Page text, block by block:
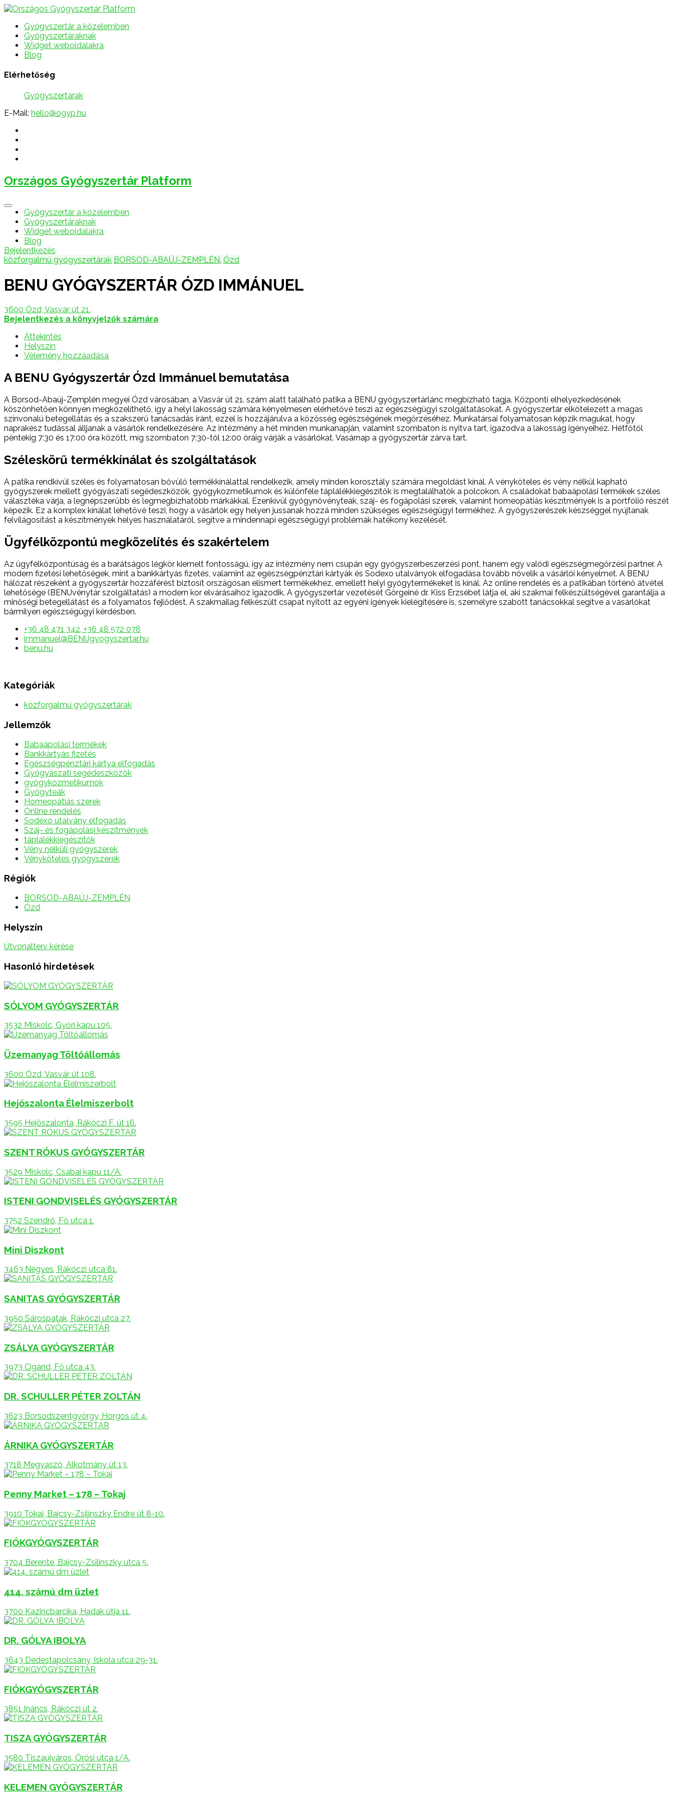
Gyógyszertár a közelemben
Gyógyszertáraknak
Widget weboldalakra
Blog
Elérhetőség
Gyógyszertárak
E-Mail: hello@ogyp.hu
Országos Gyógyszertár Platform
Gyógyszertár a közelemben
Gyógyszertáraknak
Widget weboldalakra
Blog
Bejelentkezés
közforgalmú gyógyszertárak BORSOD-ABAÚJ-ZEMPLÉN, Ózd
BENU GYÓGYSZERTÁR ÓZD IMMÁNUEL
3600 Ózd, Vasvár út 21.
Bejelentkezés a könyvjelzők számára
Áttekintés
Helyszín
Vélemény hozzáadása
A BENU Gyógyszertár Ózd Immánuel bemutatása
A Borsod-Abaúj-Zemplén megyei Ózd városában, a Vasvár út 21. szám alatt található patika a BENU gyógyszertárlánc megbízható tagja. Központi elhelyezkedésének
köszönhetően könnyen megközelíthető, így a helyi lakosság számára kényelmesen elérhetővé teszi az egészségügyi szolgáltatásokat. A gyógyszertár elkötelezett a magas
színvonalú betegellátás és a szakszerű tanácsadás iránt, ezzel is hozzájárulva a közösség egészségének megőrzéséhez. Munkatársai folyamatosan képzik magukat, hogy
naprakész tudással álljanak a vásárlók rendelkezésére. Az intézmény a hét minden munkanapján, valamint szombaton is nyitva tart, igazodva a lakosság igényeihez. Hétfőtől
péntekig 7:30 és 17:00 óra között, míg szombaton 7:30-tól 12:00 óráig várják a vásárlókat. Vasárnap a gyógyszertár zárva tart.
Széleskörű termékkínálat és szolgáltatások
A patika rendkívül széles és folyamatosan bővülő termékkínálattal rendelkezik, amely minden korosztály számára megoldást kínál. A vényköteles és vény nélkül kapható
gyógyszerek mellett gyógyászati segédeszközök, gyógykozmetikumok és különféle táplálékkiegészítők is megtalálhatók a polcokon. A családokat babaápolási termékek széles
választéka várja, a legnépszerűbb és legmegbízhatóbb márkákkal. Ezenkívül gyógynövényteák, száj- és fogápolási szerek, valamint homeopátiás készítmények is a portfólió részét
képezik. Ez a komplex kínálat lehetővé teszi, hogy a vásárlók egy helyen jussanak hozzá minden szükséges egészségügyi termékhez. A gyógyszerészek készséggel nyújtanak
felvilágosítást a készítmények helyes használatáról, segítve a mindennapi egészségügyi problémák hatékony kezelését.
Ügyfélközpontú megközelítés és szakértelem
Az ügyfélközpontúság és a barátságos légkör kiemelt fontosságú, így az intézmény nem csupán egy gyógyszerbeszerzési pont, hanem egy valódi egészségmegőrzési partner. A
modern fizetési lehetőségek, mint a bankkártyás fizetés, valamint az egészségpénztári kártyák és Sodexo utalványok elfogadása tovább növelik a vásárlói kényelmet. A BENU
hálózat részeként a gyógyszertár hozzáférést biztosít országosan elismert termékekhez, emellett helyi gyógytermékeket is kínál. Az online rendelés és a patikában történő átvétel
lehetősége (BENUvénytár szolgáltatás) a modern kor elvárásaihoz igazodik. A gyógyszertár vezetését Görgeiné dr. Kiss Erzsébet látja el, aki szakmai felkészültségével garantálja a
minőségi betegellátást és a folyamatos fejlődést. A szakmailag felkészült csapat nyitott az egyéni igények kielégítésére is, személyre szabott tanácsokkal segítve a vásárlókat
bármilyen egészségügyi kérdésben.
+36 48 471 342, +36 48 572 078
immanuel@BENUgyogyszertar.hu
benu.hu
Kategóriák
közforgalmú gyógyszertárak
Jellemzők
Babaápolási termékek
Bankkártyás fizetés
Egészségpénztári kártya elfogadás
Gyógyászati segédeszközök
gyógykozmetikumok
Gyógyteák
Homeopátiás szerek
Online rendelés
Sodexo utalvány elfogadás
Száj- és fogápolási készítmények
táplálékkiegészítők
Vény nélküli gyógyszerek
Vényköteles gyógyszerek
Régiók
BORSOD-ABAÚJ-ZEMPLÉN
Ózd
Helyszín
Útvonalterv kérése
Hasonló hirdetések
SÓLYOM GYÓGYSZERTÁR
3532 Miskolc, Győri kapu 105.
Üzemanyag Töltőállomás
3600 Ózd, Vasvár út 108.
Hejőszalonta Élelmiszerbolt
3595 Hejőszalonta, Rákóczi F. út 16.
SZENT RÓKUS GYÓGYSZERTÁR
3529 Miskolc, Csabai kapu 11/A.
ISTENI GONDVISELÉS GYÓGYSZERTÁR
3752 Szendrő, Fő utca 1.
Mini Diszkont
3463 Négyes, Rákóczi utca 81.
SANITAS GYÓGYSZERTÁR
3950 Sárospatak, Rákóczi utca 27.
ZSÁLYA GYÓGYSZERTÁR
3973 Cigánd, Fő utca 43.
DR. SCHULLER PÉTER ZOLTÁN
3623 Borsodszentgyörgy, Horgos út 4.
ÁRNIKA GYÓGYSZERTÁR
3718 Megyaszó, Alkotmány út 13.
Penny Market – 178 – Tokaj
3910 Tokaj, Bajcsy-Zsilinszky Endre út 8-10.
FIÓKGYÓGYSZERTÁR
3704 Berente, Bajcsy-Zsilinszky utca 5.
414. számú dm üzlet
3700 Kazincbarcika, Hadak útja 11.
DR. GÓLYA IBOLYA
3643 Dédestapolcsány, Iskola utca 29-31.
FIÓKGYÓGYSZERTÁR
3851 Ináncs, Rákóczi út 2.
TISZA GYÓGYSZERTÁR
3580 Tiszaújváros, Örösi utca 1/A.
KELEMEN GYÓGYSZERTÁR